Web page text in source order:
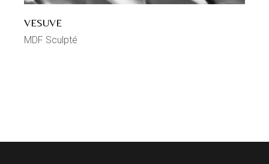
VESUVE
MDF Sculpté